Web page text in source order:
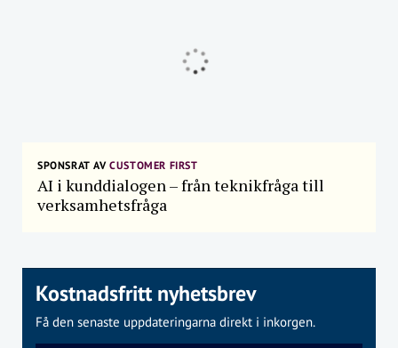
SPONSRAT AVCUSTOMER FIRST
AI i kunddialogen – från teknikfråga till
verksamhetsfråga
Kostnadsfritt nyhetsbrev
Få den senaste uppdateringarna direkt i inkorgen.